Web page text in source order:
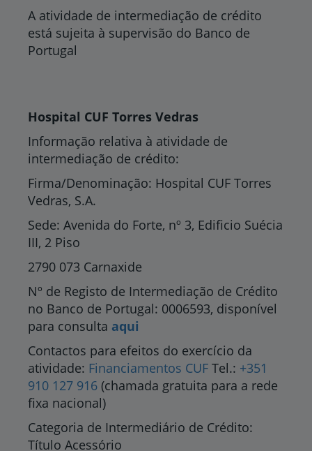
A atividade de intermediação de crédito
está sujeita à supervisão do Banco de
Portugal
Hospital CUF Torres Vedras
Informação relativa à atividade de
intermediação de crédito:
Firma/Denominação: Hospital CUF Torres
Vedras, S.A.
Sede: Avenida do Forte, nº 3, Edificio Suécia
III, 2 Piso
2790 073 Carnaxide
Nº de Registo de Intermediação de Crédito
no Banco de Portugal: 0006593, disponível
para consulta aqui
Contactos para efeitos do exercício da
atividade: Financiamentos CUF Tel.: +351
910 127 916 (chamada gratuita para a rede
fixa nacional)
Categoria de Intermediário de Crédito:
Título Acessório